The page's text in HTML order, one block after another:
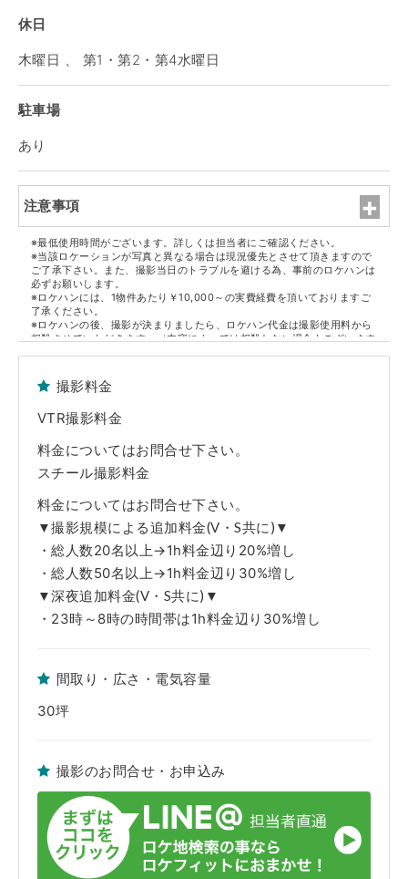
休日
木曜日 、 第1・第2・第4水曜日
駐車場
あり
注意事項
※最低使用時間がございます。詳しくは担当者にご確認ください。
※当該ロケーションが写真と異なる場合は現況優先とさせて頂きますので
ご了承下さい。また、撮影当日のトラブルを避ける為、事前のロケハンは
必ずお願いします。
※ロケハンには、1物件あたり￥10,000～の実費経費を頂いておりますご
了承ください。
※ロケハンの後、撮影が決まりましたら、ロケハン代金は撮影使用料から
相殺させていただきます。（内容によっては相殺しない場合もございます
■原状回復
※躯体・設備・什器・内装・家具・備品等の破損や汚損につきましては、
ト及びロケハウスの実営業に支障がでた場合、その休業補償も併せて請求
させていただきます。
※当該Webサイト上のロケセット及びロケハウスの写真は弊社担当者が、
取材時に撮影した時のものです。躯体・設備・什器・内装・家具・備品等
の仕様・配置に関しましては現状を優先とさせていただきます。ご了承く
ださい。
※弊社管理ロケセット及びロケハウス使用中に発生した不測の事故や、天
変地異、火災、盗難および近隣工事等の騒音等で使用者側に生じた人・
物・時間・金銭的な損害につきましては一切の責任を負えませんので予め
ご了承下さい。
撮影料金
VTR撮影料金
料金についてはお問合せ下さい。
スチール撮影料金
料金についてはお問合せ下さい。
▼撮影規模による追加料金(V・S共に)▼
・総人数20名以上→1h料金辺り20%増し
・総人数50名以上→1h料金辺り30%増し
▼深夜追加料金(V・S共に)▼
・23時～8時の時間帯は1h料金辺り30%増し
間取り・広さ・電気容量
30坪
撮影のお問合せ・お申込み